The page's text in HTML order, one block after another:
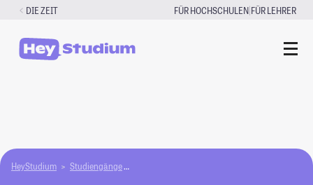
Zum
springen
DIE ZEIT FÜR HOCHSCHULEN|FÜR LEHRER
HeyStudium Studiengänge